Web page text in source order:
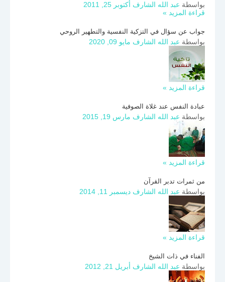
بواسطة عبد الله الشارف أكتوبر 25, 2011
قراءة المزيد »
جواب عن سؤال في التزكية النفسية والتطهير الروحي
بواسطة عبد الله الشارف مايو 09, 2020
قراءة المزيد »
عبادة النفس عند غلاة الصوفية
بواسطة عبد الله الشارف مارس 19, 2015
قراءة المزيد »
من ثمرات تدبر القرآن
بواسطة عبد الله الشارف ديسمبر 11, 2014
قراءة المزيد »
الفناء في ذات الشيخ
بواسطة عبد الله الشارف أبريل 21, 2012